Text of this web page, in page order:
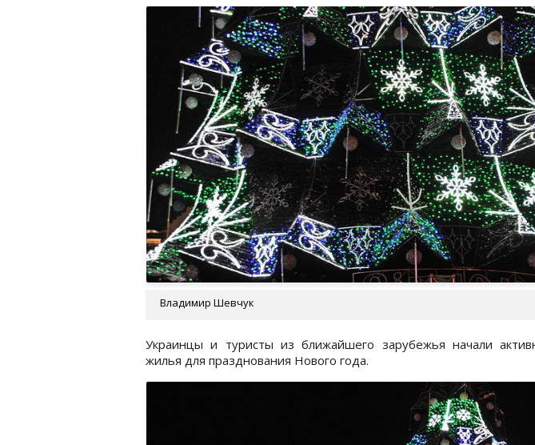
Владимир Шевчук
Украинцы и туристы из ближайшего зарубежья начали
жилья для празднования Нового года.